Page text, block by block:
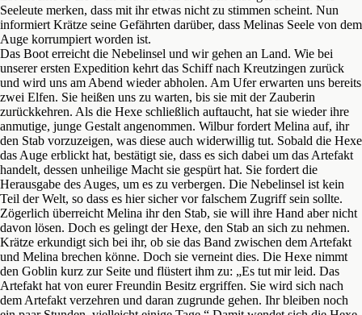
Seeleute merken, dass mit ihr etwas nicht zu stimmen scheint. Nun
informiert Krätze seine Gefährten darüber, dass Melinas Seele von dem
Auge korrumpiert worden ist.
Das Boot erreicht die Nebelinsel und wir gehen an Land. Wie bei
unserer ersten Expedition kehrt das Schiff nach Kreutzingen zurück
und wird uns am Abend wieder abholen. Am Ufer erwarten uns bereits
zwei Elfen. Sie heißen uns zu warten, bis sie mit der Zauberin
zurückkehren. Als die Hexe schließlich auftaucht, hat sie wieder ihre
anmutige, junge Gestalt angenommen. Wilbur fordert Melina auf, ihr
den Stab vorzuzeigen, was diese auch widerwillig tut. Sobald die Hexe
das Auge erblickt hat, bestätigt sie, dass es sich dabei um das Artefakt
handelt, dessen unheilige Macht sie gespürt hat. Sie fordert die
Herausgabe des Auges, um es zu verbergen. Die Nebelinsel ist kein
Teil der Welt, so dass es hier sicher vor falschem Zugriff sein sollte.
Zögerlich überreicht Melina ihr den Stab, sie will ihre Hand aber nicht
davon lösen. Doch es gelingt der Hexe, den Stab an sich zu nehmen.
Krätze erkundigt sich bei ihr, ob sie das Band zwischen dem Artefakt
und Melina brechen könne. Doch sie verneint dies. Die Hexe nimmt
den Goblin kurz zur Seite und flüstert ihm zu: „Es tut mir leid. Das
Artefakt hat von eurer Freundin Besitz ergriffen. Sie wird sich nach
dem Artefakt verzehren und daran zugrunde gehen. Ihr bleiben noch